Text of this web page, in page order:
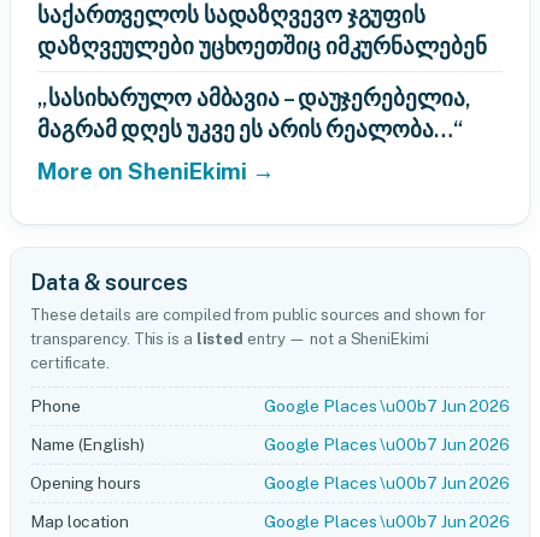
საქართველოს სადაზღვევო ჯგუფის
დაზღვეულები უცხოეთშიც იმკურნალებენ
„სასიხარულო ამბავია – დაუჯერებელია,
მაგრამ დღეს უკვე ეს არის რეალობა…“
More on SheniEkimi →
Data & sources
These details are compiled from public sources and shown for
transparency. This is a listed entry — not a SheniEkimi
certificate.
Phone
Google Places \u00b7 Jun 2026
Name (English)
Google Places \u00b7 Jun 2026
Opening hours
Google Places \u00b7 Jun 2026
Map location
Google Places \u00b7 Jun 2026